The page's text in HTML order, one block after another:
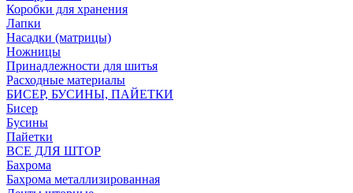
Коробки для хранения
Лапки
Насадки (матрицы)
Ножницы
Принадлежности для шитья
Расходные материалы
БИСЕР, БУСИНЫ, ПАЙЕТКИ
Бисер
Бусины
Пайетки
ВСЕ ДЛЯ ШТОР
Бахрома
Бахрома металлизированная